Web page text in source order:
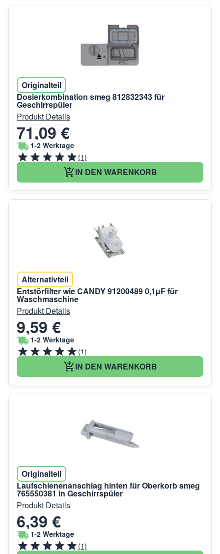
Originalteil
Dosierkombination smeg 812832343 für
Geschirrspüler
Produkt Details
71,09 €
1-2 Werktage
(1)
IN DEN WARENKORB
Alternativteil
Entstörfilter wie CANDY 91200489 0,1µF für
Waschmaschine
Produkt Details
9,59 €
1-2 Werktage
(1)
IN DEN WARENKORB
Originalteil
Laufschienenanschlag hinten für Oberkorb smeg
765550381 in Geschirrspüler
Produkt Details
6,39 €
1-2 Werktage
(1)